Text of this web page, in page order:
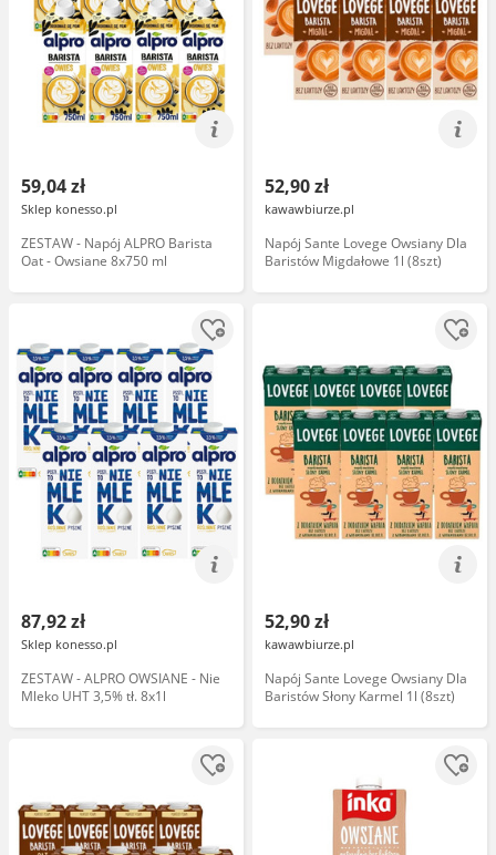
59,04 zł
Sklep konesso.pl
ZESTAW - Napój ALPRO Barista
Oat - Owsiane 8x750 ml
52,90 zł
kawawbiurze.pl
Napój Sante Lovege Owsiany Dla
Baristów Migdałowe 1l (8szt)
87,92 zł
Sklep konesso.pl
ZESTAW - ALPRO OWSIANE - Nie
Mleko UHT 3,5% tł. 8x1l
52,90 zł
kawawbiurze.pl
Napój Sante Lovege Owsiany Dla
Baristów Słony Karmel 1l (8szt)